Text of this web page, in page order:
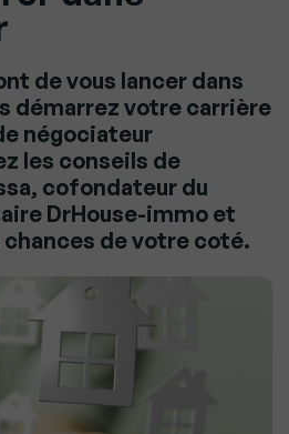
de vous lancer dans
démarrez votre carrière
négociateur
les conseils de
cofondateur du
DrHouse-immo et
de votre coté.